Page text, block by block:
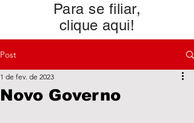
Para se filiar,
clique aqui!
Post
Novo Governo
1 de fev. de 2023